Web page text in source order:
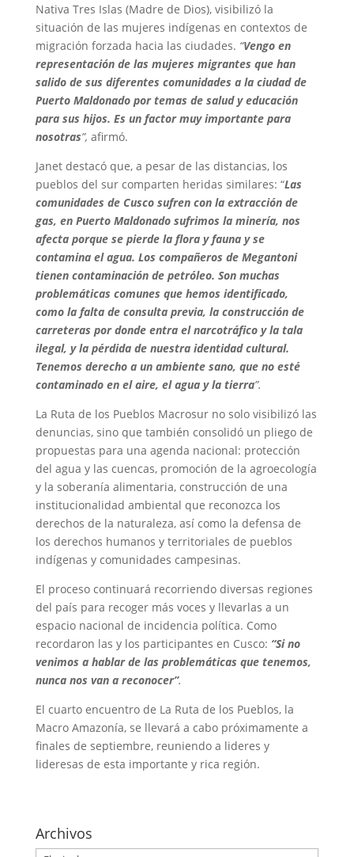
Nativa Tres Islas (Madre de Dios), visibilizó la
situación de las mujeres indígenas en contextos de
migración forzada hacia las ciudades. “Vengo en
representación de las mujeres migrantes que han
salido de sus diferentes comunidades a la ciudad de
Puerto Maldonado por temas de salud y educación
para sus hijos. Es un factor muy importante para
nosotras”, afirmó.
Janet destacó que, a pesar de las distancias, los
pueblos del sur comparten heridas similares: “Las
comunidades de Cusco sufren con la extracción de
gas, en Puerto Maldonado sufrimos la minería, nos
afecta porque se pierde la flora y fauna y se
contamina el agua. Los compañeros de Megantoni
tienen contaminación de petróleo. Son muchas
problemáticas comunes que hemos identificado,
como la falta de consulta previa, la construcción de
carreteras por donde entra el narcotráfico y la tala
ilegal, y la pérdida de nuestra identidad cultural.
Tenemos derecho a un ambiente sano, que no esté
contaminado en el aire, el agua y la tierra”.
La Ruta de los Pueblos Macrosur no solo visibilizó las
denuncias, sino que también consolidó un pliego de
propuestas para una agenda nacional: protección
del agua y las cuencas, promoción de la agroecología
y la soberanía alimentaria, construcción de una
institucionalidad ambiental que reconozca los
derechos de la naturaleza, así como la defensa de
los derechos humanos y territoriales de pueblos
indígenas y comunidades campesinas.
El proceso continuará recorriendo diversas regiones
del país para recoger más voces y llevarlas a un
espacio nacional de incidencia política. Como
recordaron las y los participantes en Cusco: “Si no
venimos a hablar de las problemáticas que tenemos,
nunca nos van a reconocer”.
El cuarto encuentro de La Ruta de los Pueblos, la
Macro Amazonía, se llevará a cabo próximamente a
finales de septiembre, reuniendo a lideres y
lideresas de esta importante y rica región.
Archivos